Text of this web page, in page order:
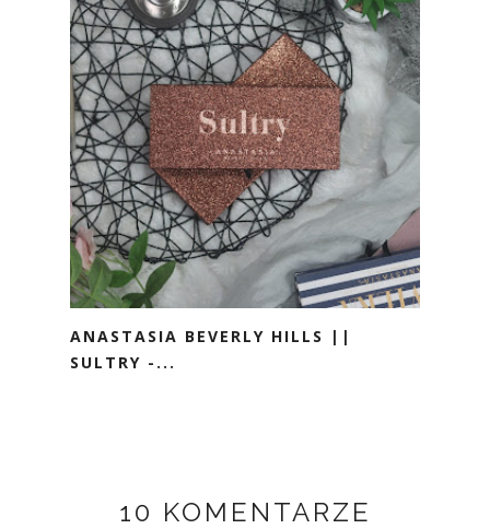
ANASTASIA BEVERLY HILLS ||
SULTRY -...
10 KOMENTARZE